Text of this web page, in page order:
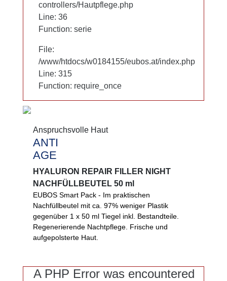
controllers/Hautpflege.php
Line: 36
Function: serie
File:
/www/htdocs/w0184155/eubos.at/index.php
Line: 315
Function: require_once
Anspruchsvolle Haut
ANTI
AGE
HYALURON REPAIR FILLER NIGHT
NACHFÜLLBEUTEL 50 ml
EUBOS Smart Pack - Im praktischen
Nachfüllbeutel mit ca. 97% weniger Plastik
gegenüber 1 x 50 ml Tiegel inkl. Bestandteile.
Frische, aufgepolsterte Haut über Nacht.
DermCom unterstützt die Zellerneuerung Ihrer
controllers/Hautpflege.php
Line: 36
Function: serie
File:
/www/htdocs/w0184155/eubos.at/index.php
Line: 315
Function: require_once
Anspruchsvolle Haut
ANTI
AGE
HYALURON REPAIR FILLER NIGHT
NACHFÜLLBEUTEL 50 ml
EUBOS Smart Pack - Im praktischen
Nachfüllbeutel mit ca. 97% weniger Plastik
gegenüber 1 x 50 ml Tiegel inkl. Bestandteile.
Regenerierende Nachtpflege. Frische und
aufgepolsterte Haut.
A PHP Error was encountered
A PHP Error was encountered